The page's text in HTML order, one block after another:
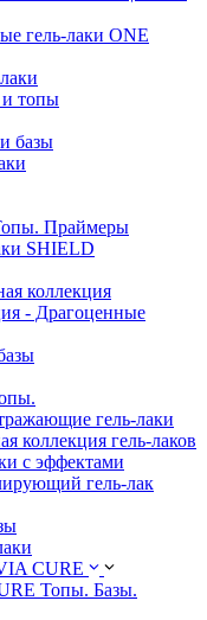
гель-лаки ONE
и топы
базы
Праймеры
SHIELD
коллекция
- Драгоценные
гель-лаки
коллекция гель-лаков
с эффектами
гель-лак
CURE
Топы. Базы.